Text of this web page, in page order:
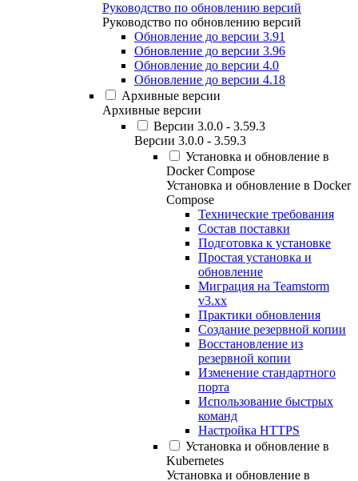
Руководство по обновлению версий
Руководство по обновлению версий
Обновление до версии 3.91
Обновление до версии 3.96
Обновление до версии 4.0
Обновление до версии 4.18
Архивные версии
Архивные версии
Версии 3.0.0 - 3.59.3
Версии 3.0.0 - 3.59.3
Установка и обновление в
Docker Compose
Установка и обновление в Docker
Compose
Технические требования
Состав поставки
Подготовка к установке
Простая установка и
обновление
Миграция на Teamstorm
v3.xx
Практики обновления
Создание резервной копии
Восстановление из
резервной копии
Изменение стандартного
порта
Использование быстрых
команд
Настройка HTTPS
Установка и обновление в
Kubernetes
Установка и обновление в